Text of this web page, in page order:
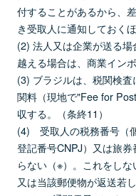
付することがあるから、
き受取人に通知しておくほ
(2) 法人又は企業が送る
越える場合は、商業イン
(3) ブラジルは、税関検
関料（現地で"Fee for
収する。（条終11）
(4) 受取人の税務番号（
登記番号CNPJ）又は旅
らない（※）。これをし
又は当該郵便物が返送若